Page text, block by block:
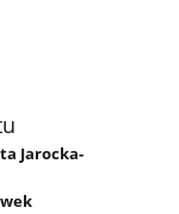
Jarocka-